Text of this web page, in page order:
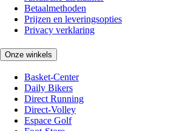
Betaalmethoden
Prijzen en leveringsopties
Privacy verklaring
Onze winkels
Basket-Center
Daily Bikers
Direct Running
Direct-Volley
Espace Golf